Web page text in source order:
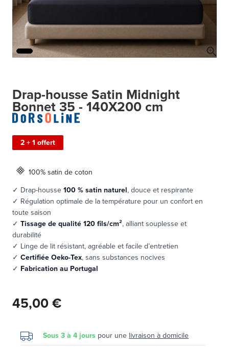
Drap-housse Satin Midnight
Bonnet 35 - 140X200 cm
2 + 1 offert
100% satin de coton
✓ Drap-housse100 % satin naturel, douce et respirante
✓ Régulation optimale de la température pour un confort en
toute saison
✓ Tissage de qualité 120 fils/cm², alliant souplesse et
durabilité
✓ Linge de lit résistant, agréable et facile d’entretien
✓ Certifiée Oeko-Tex, sans substances nocives
✓ Fabrication au Portugal
45,00 €
Sous 3 à 4 jours pour une livraison à domicile